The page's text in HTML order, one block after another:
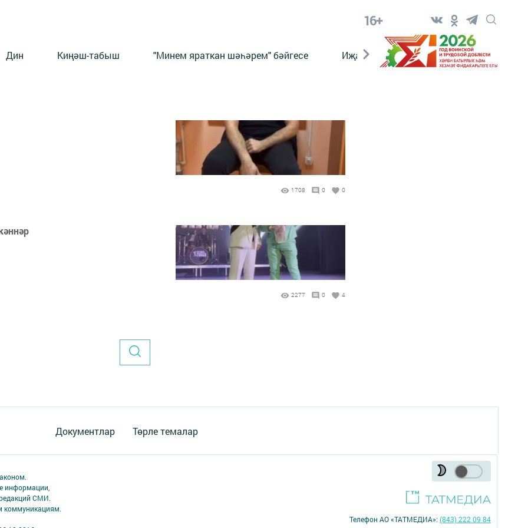
16+
Дин Киңәш-табыш "Минем яраткан шәһәрем" бәйгесе Иҗат Реклама Онлайн
1708 0 0
2277 0 4
Документлар Төрле темалар
информации,
СМИ.
коммуникациям.
Телефон АО «ТАТМЕДИА»:(843) 222 09 84